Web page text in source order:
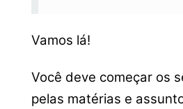
Vamos lá!
Você deve começar os
pelas matérias e